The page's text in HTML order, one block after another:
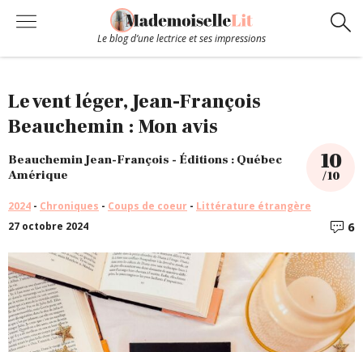
Le blog d’une lectrice et ses impressions
Coups de coeur
Contact
Le vent léger, Jean-François
Beauchemin : Mon avis
Beauchemin Jean-François - Éditions : Québec
Amérique
10
/ 10
2024 - Chroniques - Coups de coeur - Littérature étrangère
27 octobre 2024
6